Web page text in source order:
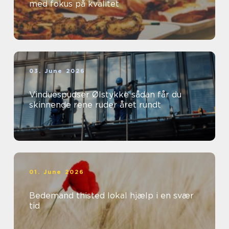
med fokus på kvalitet
03. June 2026
Vinduespudser Ølstykke sådan får du
skinnende rene ruder året rundt
01. June 2026
Bedemand thisted lokal hjælp i en svær
tid